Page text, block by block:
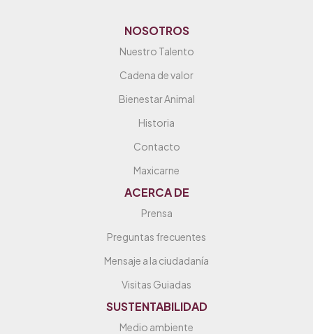
NOSOTROS
Nuestro Talento
Cadena de valor
Bienestar Animal
Historia
Contacto
Maxicarne
ACERCA DE
Prensa
Preguntas frecuentes
Mensaje a la ciudadanía
Visitas Guiadas
SUSTENTABILIDAD
Medio ambiente